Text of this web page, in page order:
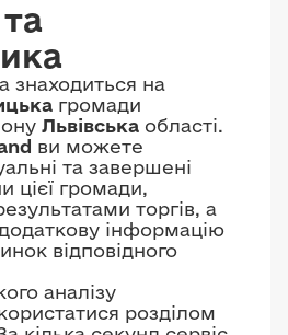
знаходиться на
громади
Львівська області.
ви можете
та завершені
цієї громади,
торгів, а
інформацію
відповідного
аналізу
розділом